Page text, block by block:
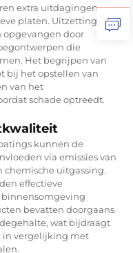
extra uitdagingen voor
platen. Uitzettings- en
door
die
Het begrijpen van
bij het opstellen van
van het
schade optreedt.
kunnen de
via emissies van
chemische uitgassing.
effectieve
bevatten doorgaans
wat bijdraagt
in vergelijking met